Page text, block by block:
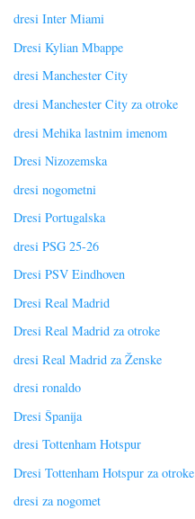
dresi Inter Miami
Dresi Kylian Mbappe
dresi Manchester City
dresi Manchester City za otroke
dresi Mehika lastnim imenom
Dresi Nizozemska
dresi nogometni
Dresi Portugalska
dresi PSG 25-26
Dresi PSV Eindhoven
Dresi Real Madrid
Dresi Real Madrid za otroke
dresi Real Madrid za Ženske
dresi ronaldo
Dresi Španija
dresi Tottenham Hotspur
Dresi Tottenham Hotspur za otroke
dresi za nogomet